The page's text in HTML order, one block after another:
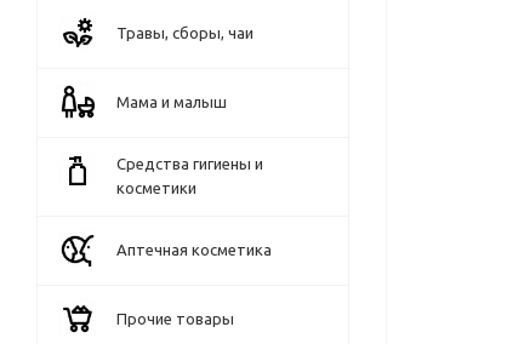
Травы, сборы, чаи
Мама и малыш
Средства гигиены и
косметики
Аптечная косметика
Прочие товары